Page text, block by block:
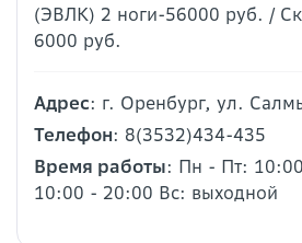
(ЭВЛК) 2 ноги-56000 руб. /
6000 руб.
Адрес: г. Оренбург, ул.
Телефон: 8(3532)434-435
Время работы: Пн - Пт:
10:00 - 20:00 Вс: выходной